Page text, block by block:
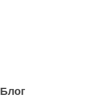
Блог